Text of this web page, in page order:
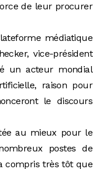
de leur procurer
médiatique
vice-président
un acteur mondial
raison pour
le discours
au mieux pour le
postes de
compris très tôt que